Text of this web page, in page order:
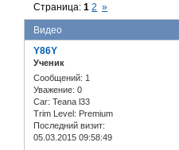
Видео
Страница:1 2 »
Y86Y
Ученик
Сообщений: 1
Уважение: 0
Car: Teana l33
Trim Level: Premium
Последний визит:
05.03.2015 09:58:49